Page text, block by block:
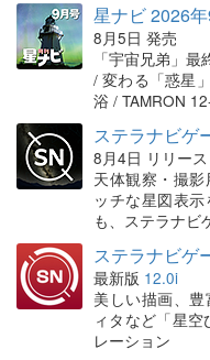
星ナビ 2026
8月5日 発売
「宇宙兄弟」
/ 変わる「惑星
浴 / TAMRON
ステラナビゲ
8月4日 リリース
天体観察・撮
ッチな星図表
も、ステラナビ
ステラナビゲ
最新版 12.0i
美しい描画、
ィタなど「星
レーション